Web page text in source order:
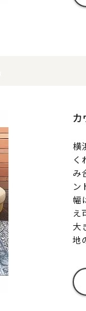
カ
横
く
み
ン
幅
え
大
地